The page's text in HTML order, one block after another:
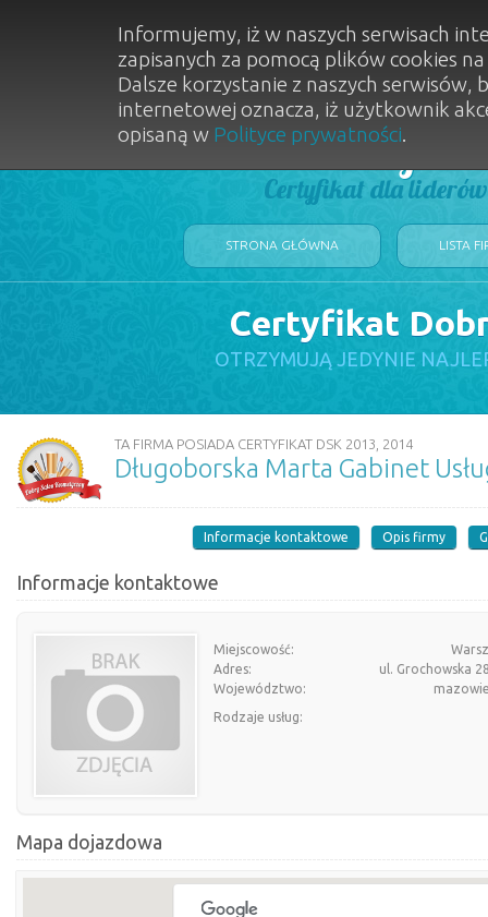
Dobry
Certyfikat dla
STRONA GŁÓWNA LISTA
Certyfikat
OTRZYMUJĄ JEDYNIE
TA FIRMA POSIADA CERTYFIKAT DSK 2013, 2014
Długoborska Marta Gabinet
Informacje kontaktowe Opis firmy
Informacje kontaktowe
Miejscowość:
Adres:
ul. Grochowska
Województwo:
Rodzaje usług:
Mapa dojazdowa
Informujemy, iż w naszych serwisach
zapisanych za pomocą plików cookies
Dalsze korzystanie z naszych
internetowej oznacza, iż użytkownik
opisaną w Polityce prywatności.